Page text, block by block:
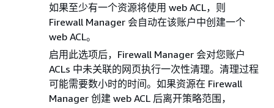
如果至少有一个资源将使用 web ACL，则
Firewall Manager 会自动在该账户中创建一个
web ACL。
启用此选项后，Firewall Manager 会对您账户
ACLs 中未关联的网页执行一次性清理。清理过程
可能需要数小时的时间。如果资源在 Firewall
Manager 创建 web ACL 后离开策略范围，